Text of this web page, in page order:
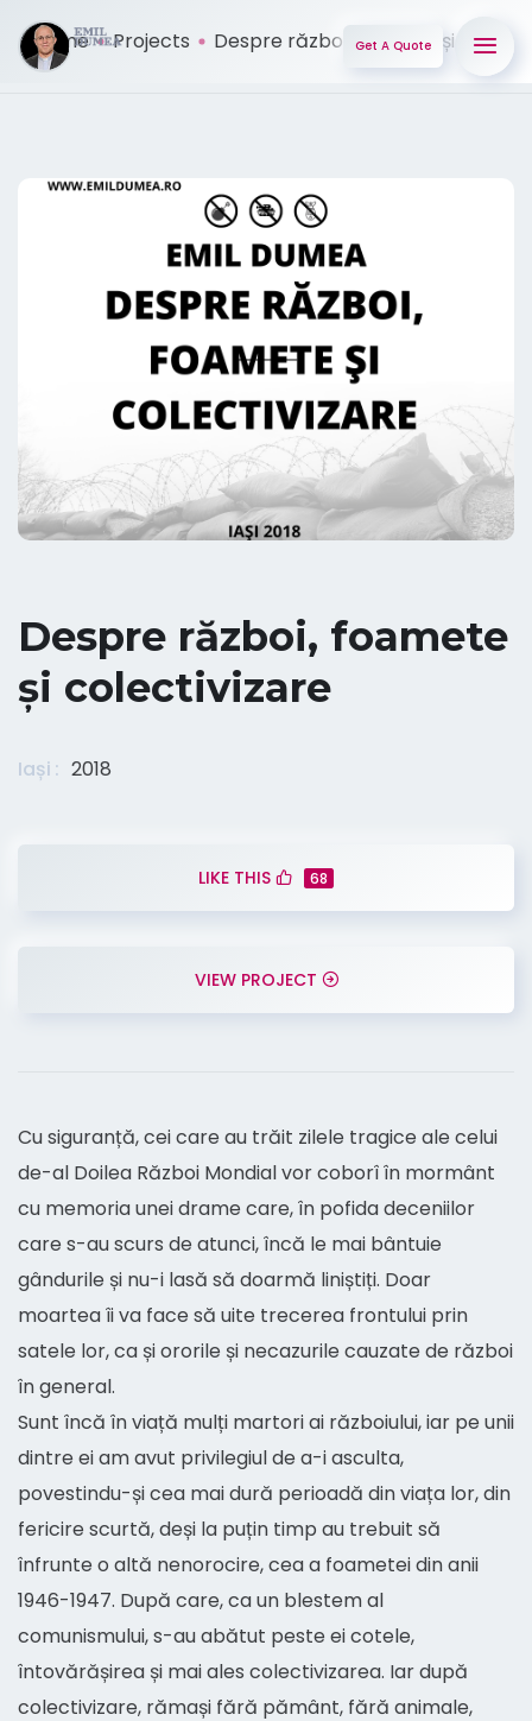
Get A Quote
Home Projects Despre război, foamete și co ...
Despre război, foamete
și colectivizare
Iași 2018
LIKE THIS 68
VIEW PROJECT
Cu siguranță, cei care au trăit zilele tragice ale celui
de-al Doilea Război Mondial vor coborî în mormânt
cu memoria unei drame care, în pofida deceniilor
care s-au scurs de atunci, încă le mai bântuie
gândurile și nu-i lasă să doarmă liniștiți. Doar
moartea îi va face să uite trecerea frontului prin
satele lor, ca și ororile și necazurile cauzate de război
în general.
Sunt încă în viață mulți martori ai războiului, iar pe unii
dintre ei am avut privilegiul de a-i asculta,
povestindu-și cea mai dură perioadă din viața lor, din
fericire scurtă, deși la puțin timp au trebuit să
înfrunte o altă nenorocire, cea a foametei din anii
1946-1947. După care, ca un blestem al
comunismului, s-au abătut peste ei cotele,
întovărășirea și mai ales colectivizarea. Iar după
colectivizare, rămași fără pământ, fără animale,